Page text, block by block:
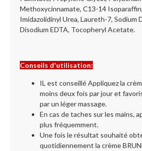
Methoxycinnamate, C13-14
Imidazolidinyl Urea, Laureth-7, Sodium
Disodium EDTA, Tocopheryl Acetate.
Conseils d'utilisation:
IL est conseillé Appliquez la
moins deux fois par jour et
par un léger massage.
En cas de taches sur les mains,
plus fréquemment.
Une fois le résultat souhaité
quotidiennement la crème